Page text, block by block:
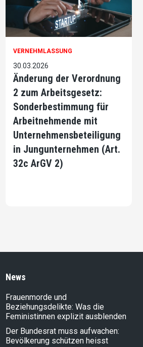
VERNEHMLASSUNG
30.03.2026
Änderung der Verordnung
2 zum Arbeitsgesetz:
Sonderbestimmung für
Arbeitnehmende mit
Unternehmensbeteiligung
in Jungunternehmen (Art.
32c ArGV 2)
News
Frauenmorde und
Beziehungsdelikte: Was die
Feministinnen explizit ausblenden
Der Bundesrat muss aufwachen:
Bevölkerung schützen heisst